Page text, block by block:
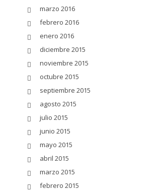
marzo 2016
febrero 2016
enero 2016
diciembre 2015
noviembre 2015
octubre 2015
septiembre 2015
agosto 2015
julio 2015
junio 2015
mayo 2015
abril 2015
marzo 2015
febrero 2015